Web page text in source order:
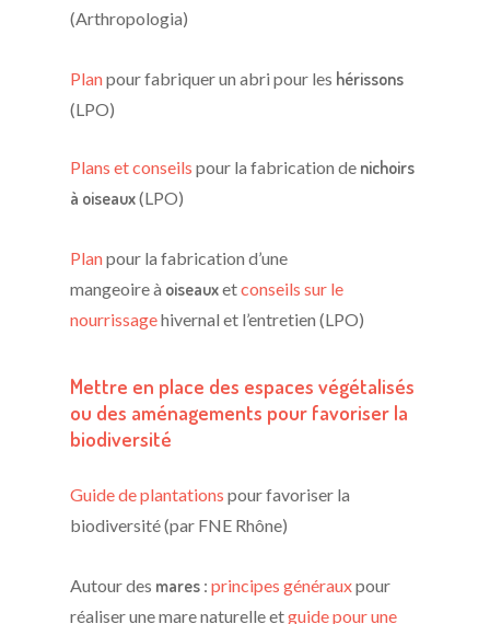
(Arthropologia)
Planpour fabriquer un abri pour les hérissons
(LPO)
Plans et conseils pour la fabrication de nichoirs
à oiseaux(LPO)
Planpour la fabrication d’une
mangeoire à oiseauxetconseils sur le
nourrissagehivernal et l’entretien (LPO)
Mettre en place des espaces végétalisés
ou des aménagements pour favoriser la
biodiversité
Guide de plantations pour favoriser la
biodiversité (par FNE Rhône)
Autour des mares :principes générauxpour
réaliser une mare naturelle etguide pour une